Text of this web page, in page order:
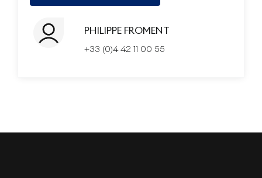
PHILIPPE FROMENT
+33 (0)4 42 11 00 55